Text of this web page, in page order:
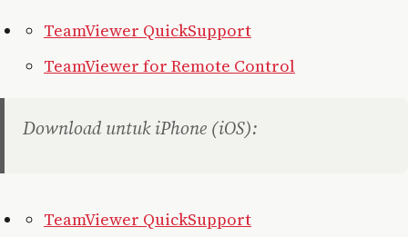
TeamViewer QuickSupport
TeamViewer for Remote Control
Download untuk iPhone (iOS):
TeamViewer QuickSupport